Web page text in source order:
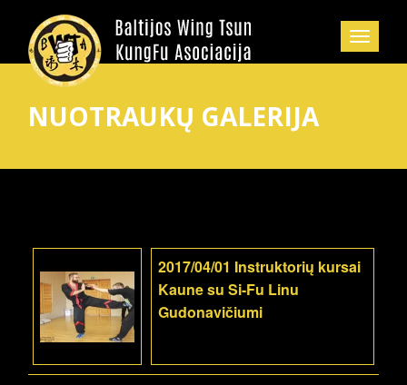
NUOTRAUKŲ GALERIJA
2017/04/01 Instruktorių kursai
Kaune su Si-Fu Linu
Gudonavičiumi